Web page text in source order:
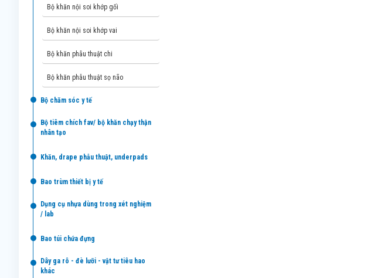
bộ khăn nội soi khớp gối
bộ khăn nội soi khớp vai
bộ khăn phẫu thuật chi
bộ khăn phẫu thuật sọ não
bộ chăm sóc y tế
bộ tiêm chích fav/ bộ khăn chạy thận
nhân tạo
khăn, drape phẫu thuật, underpads
bao trùm thiết bị y tế
dụng cụ nhựa dùng trong xét nghiệm
/ lab
bao túi chứa đựng
dây ga rô - đè lưỡi - vật tư tiêu hao
khác